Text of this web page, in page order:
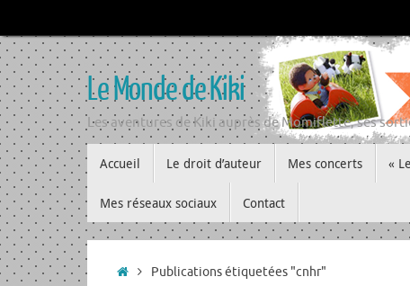
au
contenu
Le Monde de Kiki
Les aventures de Kiki auprès de Momiflette, ses
au
contenu
Accueil Le droit d’auteur Mes concerts «
Mes réseaux sociaux Contact
Accueil
Publications étiquetées "cnhr"